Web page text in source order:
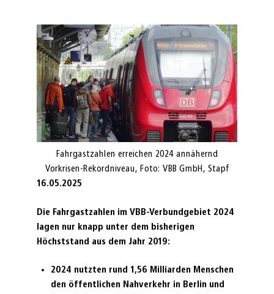
Fahrgastzahlen erreichen 2024 annähernd
Vorkrisen-Rekordniveau, Foto: VBB GmbH, Stapf
16.05.2025
Die Fahrgastzahlen im VBB-Verbundgebiet 2024
lagen nur knapp unter dem bisherigen
Höchststand aus dem Jahr 2019:
2024 nutzten rund 1,56 Milliarden Menschen
den öffentlichen Nahverkehr in Berlin und